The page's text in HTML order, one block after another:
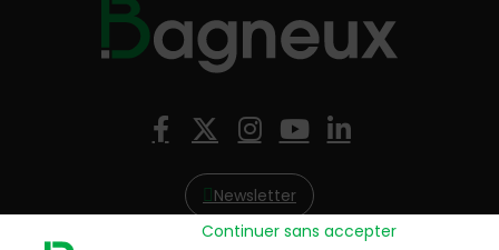
Continuer sans accepter
Facebook
X (Twitter)
Instagram
YouTube
LinkedIn
Newsletter